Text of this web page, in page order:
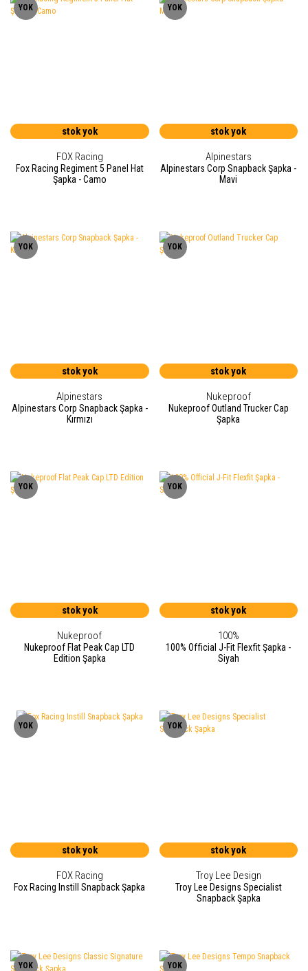
YOK
stok yok
FOX Racing
Fox Racing Regiment 5 Panel Hat
Şapka - Camo
YOK
stok yok
Alpinestars
Alpinestars Corp Snapback Şapka -
Mavi
YOK
stok yok
Alpinestars
Alpinestars Corp Snapback Şapka -
Kırmızı
YOK
stok yok
Nukeproof
Nukeproof Outland Trucker Cap
Şapka
YOK
stok yok
Nukeproof
Nukeproof Flat Peak Cap LTD
Edition Şapka
YOK
stok yok
100%
100% Official J-Fit Flexfit Şapka -
Siyah
YOK
stok yok
FOX Racing
Fox Racing Instill Snapback Şapka
YOK
stok yok
Troy Lee Design
Troy Lee Designs Specialist
Snapback Şapka
YOK YOK